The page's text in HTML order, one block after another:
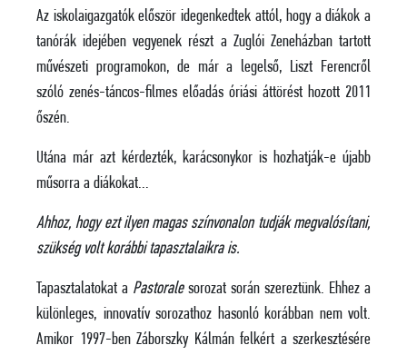
Az iskolaigazgatók először idegenkedtek attól, hogy a diákok a
tanórák idejében vegyenek részt a Zuglói Zeneházban tartott
művészeti programokon, de már a legelső, Liszt Ferencről
szóló zenés-táncos-filmes előadás óriási áttörést hozott 2011
őszén.
Utána már azt kérdezték, karácsonykor is hozhatják-e újabb
műsorra a diákokat…
Ahhoz, hogy ezt ilyen magas színvonalon tudják megvalósítani,
szükség volt korábbi tapasztalaikra is.
Tapasztalatokat a Pastoralesorozat során szereztünk. Ehhez a
különleges, innovatív sorozathoz hasonló korábban nem volt.
Amikor 1997-ben Záborszky Kálmán felkért a szerkesztésére